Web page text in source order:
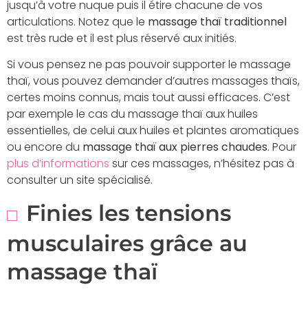
jusqu’à votre nuque puis il étire chacune de vos
articulations. Notez que le massage thaï traditionnel
est très rude et il est plus réservé aux initiés.
Si vous pensez ne pas pouvoir supporter le massage
thaï, vous pouvez demander d’autres massages thaïs,
certes moins connus, mais tout aussi efficaces. C’est
par exemple le cas du massage thaï aux huiles
essentielles, de celui aux huiles et plantes aromatiques
ou encore du massage thaï aux pierres chaudes. Pour
plus d’informations sur ces massages, n’hésitez pas à
consulter un site spécialisé.
Finies les tensions
musculaires grâce au
massage thaï